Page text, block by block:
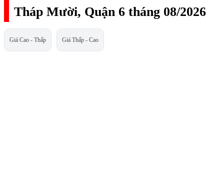
Tháp Mười, Quận 6 tháng 08/2026
Giá Cao - Thấp Giá Thấp - Cao